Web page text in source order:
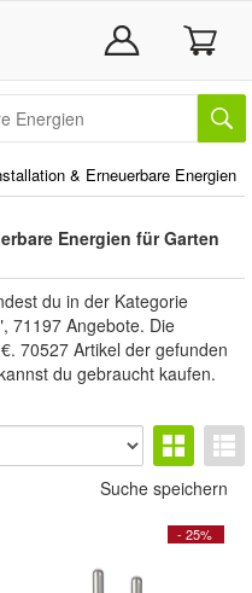
& Erneuerbare Energien
Energien für Garten
du in der Kategorie
71197 Angebote. Die
70527 Artikel der gefunden
du gebraucht kaufen.
Suche speichern
- 25%